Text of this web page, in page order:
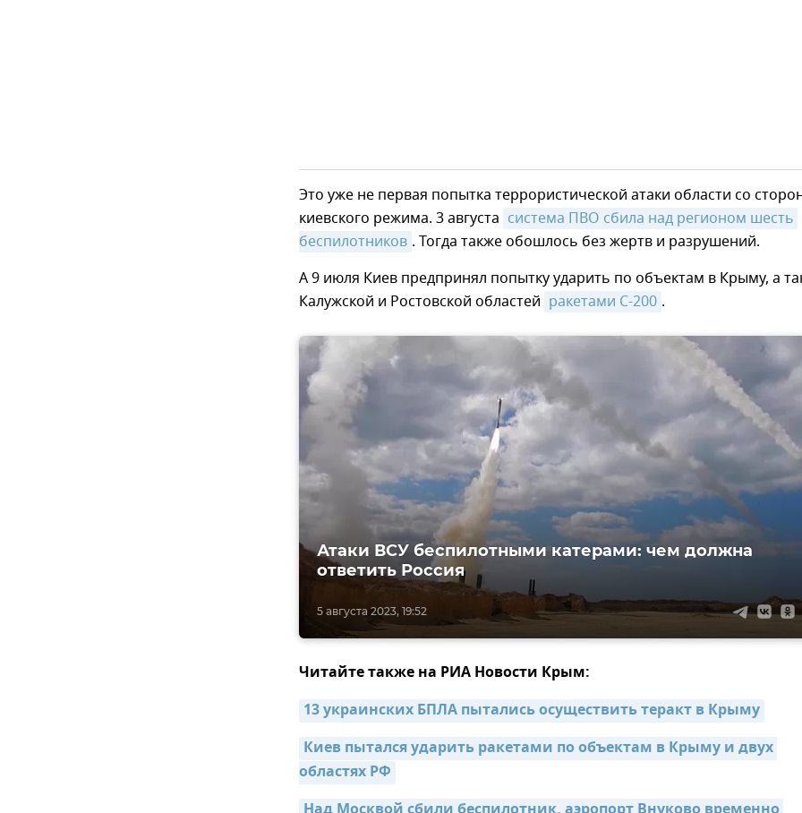
Это уже не первая попытка террористической атаки области со
киевского режима. 3 августа система ПВО сбила над регионом шесть
беспилотников . Тогда также обошлось без жертв и разрушений.
А 9 июля Киев предпринял попытку ударить по объектам в Крыму, а
Калужской и Ростовской областей ракетами С-200 .
5 августа 2023, 19:52
Атаки ВСУ беспилотными катерами: чем должна
ответить Россия
Читайте также на РИА Новости Крым:
13 украинских БПЛА пытались осуществить теракт в Крыму
Киев пытался ударить ракетами по объектам в Крыму и двух
областях РФ